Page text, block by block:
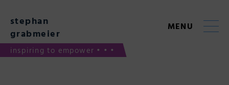
content
stephan
grabmeier
inspiring to empower • • •
MENU